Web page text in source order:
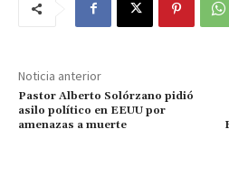
Noticia anterior
Pastor Alberto Solórzano pidió
asilo político en EEUU por
amenazas a muerte